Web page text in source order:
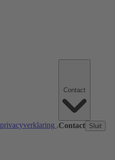
privacyverklaring .Contact Sluit